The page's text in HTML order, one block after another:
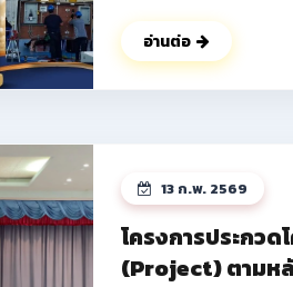
ณ จังหวัดบุรีรัมย์ โดยไ
อาชีพฝาง ดังนี้ 1.ทักษะการติดตั้งไฟฟ้าและควบคุมไฟฟ้า
ระดับประกาศนียบัตรวิชาชีพ (
นายอดิศร ฐิติธรรมรัตน์ 2.ทักษะงานฝึกฝีมือเชิงสร้างสรรค์
ระดับประกาศนียบัตรวิชาชีพ (ป
รองชนะเลิศ อันดับ 3 มาต
ปอนด์ ปากน้อย นักเรียน ชั้
อ่านต่อ
13 ก.พ. 2569
โครงการประกว
(Project) ตามห